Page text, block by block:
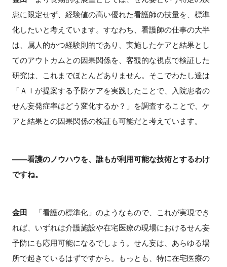
患に限定せず、経験値の高い優れた看護師の技量を、標準
化したいと考えています。すなわち、看護師の仕事の大半
は、属人的かつ経験則的であり、実施したケアと結果とし
てのアウトカムとの因果関係を、客観的な視点で検証した
研究は、これまでほとんどありません。そこでわたし達は
「ＡＩが提案する予防ケアを実践したことで、入院患者の
せん妄発症率はどう変化するか？」を調査することで、ケ
アと結果との因果関係の検証も可能だと考えています。
――看護のノウハウを、誰もが利用可能な技術とするわけ
ですね。
金田
「看護の標準化」のようなもので、これが実現でき
れば、いずれは介護施設や在宅医療の現場におけるせん妄
予防にも応用可能になるでしょう。せん妄は、あらゆる場
所で起きているはずですから。もっとも、特に在宅医療の